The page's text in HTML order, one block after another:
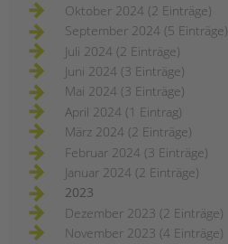
Oktober 2024 (2 Einträge)
September 2024 (5 Einträge)
Juli 2024 (2 Einträge)
Juni 2024 (3 Einträge)
Mai 2024 (3 Einträge)
April 2024 (1 Eintrag)
März 2024 (2 Einträge)
Februar 2024 (3 Einträge)
Januar 2024 (2 Einträge)
2023
Dezember 2023 (2 Einträge)
November 2023 (4 Einträge)